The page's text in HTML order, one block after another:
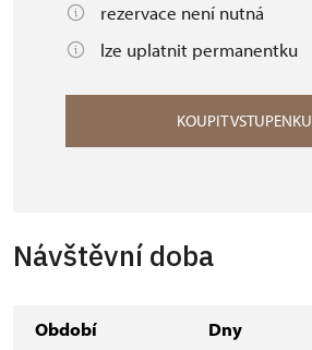
rezervace není nutná
lze uplatnit permanentku
KOUPIT VSTUPENKU
Návštěvní doba
Období Dny